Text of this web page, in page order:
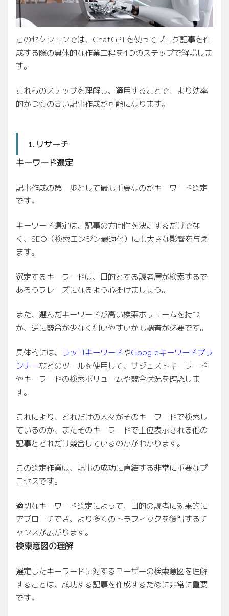
このセクションでは、ChatGPTを使ってブログ記事を作
成する際の具体的な作業工程を4つのステップで解説しま
す。
これらのステップを理解し、適用することで、より効率
的かつ質の高い記事作成が可能になります。
1. リサーチ
キーワード選定
記事作成の第一歩として最も重要なのがキーワード選定
です。
キーワード選定は、記事の方向性を決定するだけでな
く、SEO（検索エンジン最適化）にも大きな影響を与え
ます。
選定するキーワードは、目的とする読者層が検索するで
あろうフレーズになるよう心掛けましょう。
また、選んだキーワードが高い検索ボリュームを持つ
か、逆に競合が少なく狙いやすいかも調査が必要です。
具体的には、 ラッコキーワードやGoogleキーワードプラ
ンナーなどのツールを使用して、サジェストキーワード
やキーワードの検索ボリュームや競合状況を確認しま
す。
これにより、どれだけの人々がそのキーワードで検索し
ているのか、またそのキーワードで上位表示される他の
記事とどれだけ競合しているのかがわかります。
この選定作業は、記事の成功に直結する非常に重要なプ
ロセスです。
適切なキーワード選定によって、目的の読者に効果的に
アプローチでき、より多くのトラフィックを獲得するチ
ャンスが広がります。
検索意図の理解
選定したキーワードに対するユーザーの検索意図を理解
することは、成功する記事を作成するために非常に重要
です。